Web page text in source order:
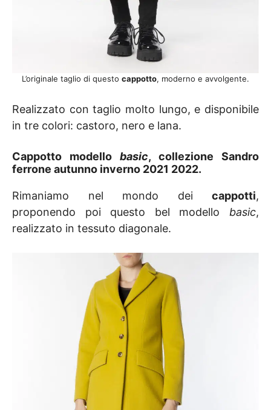
L’originale taglio di questo cappotto, moderno e avvolgente.
Realizzato con taglio molto lungo, e disponibile
in tre colori: castoro, nero e lana.
Cappotto modello basic, collezione Sandro
ferrone autunno inverno 2021 2022.
Rimaniamo nel mondo dei cappotti,
proponendo poi questo bel modello basic,
realizzato in tessuto diagonale.